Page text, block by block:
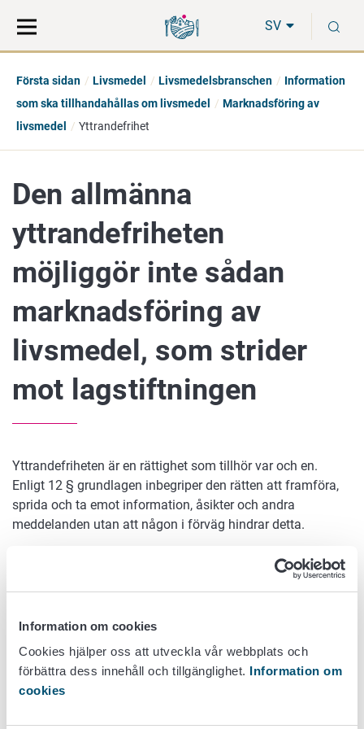
Information om cookies
Cookies hjälper oss att utveckla vår webbplats och
förbättra dess innehåll och tillgänglighet. Information om
cookies
direkt
till
på
hela
SV
Första sidan Livsmedel Livsmedelsbranschen
Information
som ska tillhandahållas om livsmedel
Marknadsföring av
livsmedel
Yttrandefrihet
Den allmänna
yttrandefriheten
möjliggör inte sådan
marknadsföring av
livsmedel, som strider
mot lagstiftningen
Yttrandefriheten är en rättighet som tillhör var och en.
Enligt 12 § grundlagen inbegriper den rätten att framföra,
sprida och ta emot information, åsikter och andra
meddelanden utan att någon i förväg hindrar detta.
Begränsningar kan ändå ställas på utnyttjandet av de
grundläggande rättigheterna. Inte ens de grundläggande
rättigheterna är således på så vis ovillkorliga att de kunde
grundläggande rättigheterna av andra människors
grundläggande rättigheter och ibland också vägande
samhälleliga intressen.